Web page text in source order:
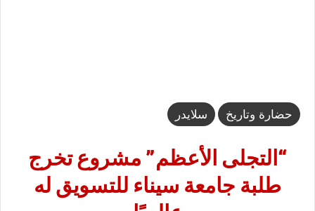
حضارة وتاريخ سلايدر
“التجلى الأعظم” مشروع تخرج
طلبة جامعة سيناء للتسويق له